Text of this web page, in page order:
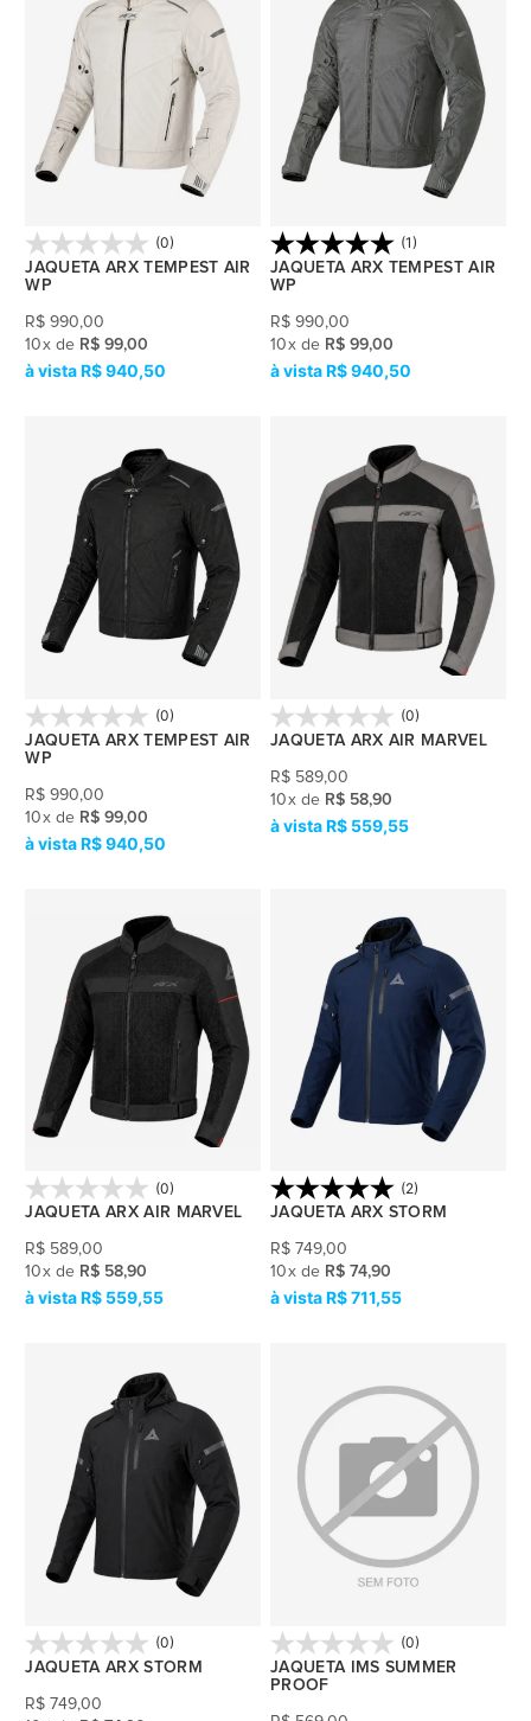
(0)
JAQUETA ARX TEMPEST AIR
WP
R$ 990,00
10x de R$ 99,00
R$ 940,50
(1)
JAQUETA ARX TEMPEST AIR
WP
R$ 990,00
10x de R$ 99,00
R$ 940,50
(0)
JAQUETA ARX TEMPEST AIR
WP
R$ 990,00
10x de R$ 99,00
R$ 940,50
(0)
JAQUETA ARX AIR MARVEL
R$ 589,00
10x de R$ 58,90
R$ 559,55
(0)
JAQUETA ARX AIR MARVEL
R$ 589,00
10x de R$ 58,90
R$ 559,55
(2)
JAQUETA ARX STORM
R$ 749,00
10x de R$ 74,90
R$ 711,55
(0)
JAQUETA ARX STORM
R$ 749,00
(0)
JAQUETA IMS SUMMER
PROOF